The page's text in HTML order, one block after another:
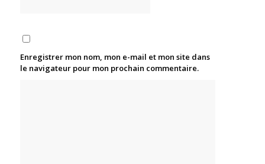
Enregistrer mon nom, mon e-mail et mon site dans
le navigateur pour mon prochain commentaire.